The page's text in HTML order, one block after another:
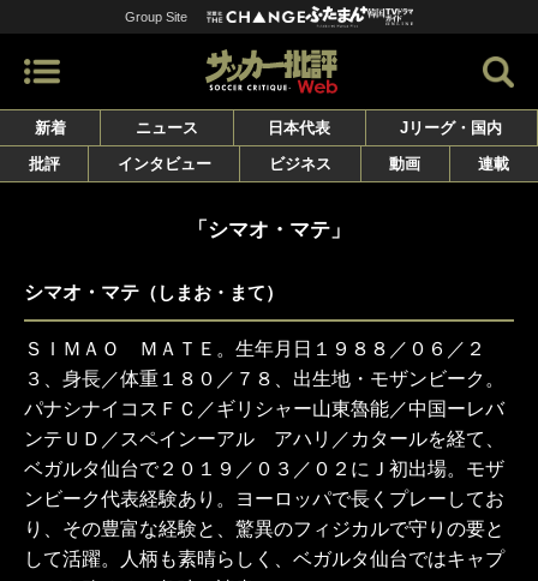
Group Site
新着 ニュース 日本代表
Jリーグ・国内
批評
インタビュー ビジネス 動画 連載
「シマオ・マテ」
シマオ・マテ （しまお・まて）
ＳＩＭＡＯ ＭＡＴＥ。生年月日１９８８／０６／２
３、身長／体重１８０／７８、出生地・モザンビーク。
パナシナイコスＦＣ／ギリシャー山東魯能／中国ーレバ
ンテＵＤ／スペインーアル アハリ／カタールを経て、
ベガルタ仙台で２０１９／０３／０２にＪ初出場。モザ
ンビーク代表経験あり。ヨーロッパで長くプレーしてお
り、その豊富な経験と、驚異のフィジカルで守りの要と
して活躍。人柄も素晴らしく、ベガルタ仙台ではキャプ